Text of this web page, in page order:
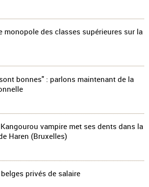
monopole des classes supérieures sur la
bonnes" : parlons maintenant de la
vampire met ses dents dans la
Haren (Bruxelles)
privés de salaire